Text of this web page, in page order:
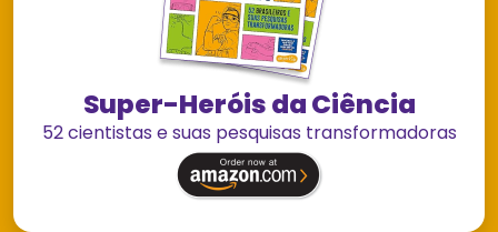
Super-Heróis da Ciência
52 cientistas e suas pesquisas transformadoras